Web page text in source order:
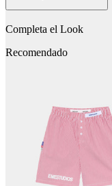
Completa el Look
Recomendado